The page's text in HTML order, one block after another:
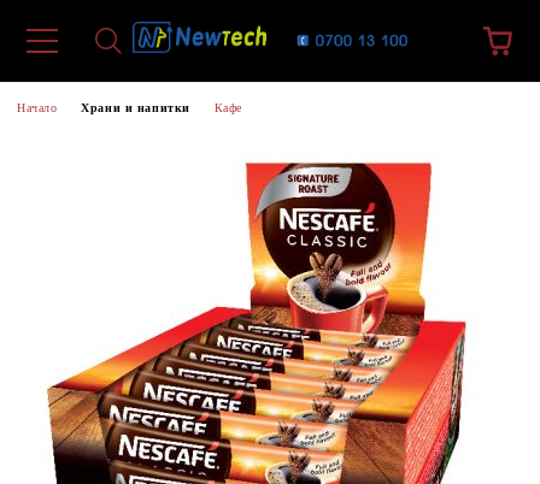
Начало Храни и напитки Кафе